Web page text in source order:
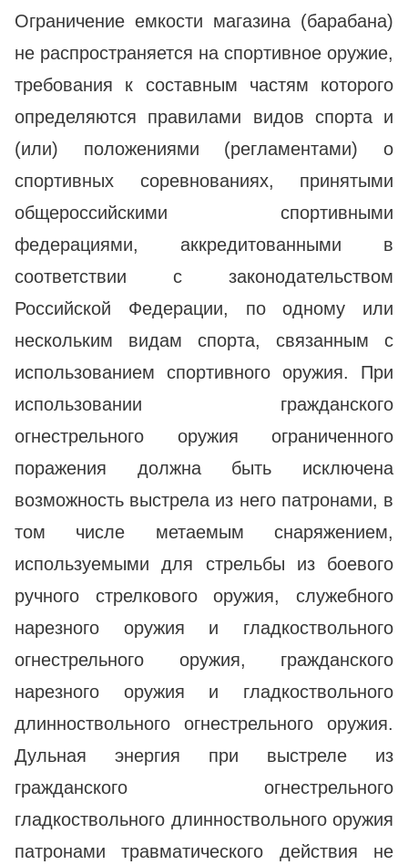
Ограничение емкости магазина (барабана)
не распространяется на спортивное оружие,
требования к составным частям которого
определяются правилами видов спорта и
(или) положениями (регламентами) о
спортивных соревнованиях, принятыми
общероссийскими спортивными
федерациями, аккредитованными в
соответствии с законодательством
Российской Федерации, по одному или
нескольким видам спорта, связанным с
использованием спортивного оружия. При
использовании гражданского
огнестрельного оружия ограниченного
поражения должна быть исключена
возможность выстрела из него патронами, в
том числе метаемым снаряжением,
используемыми для стрельбы из боевого
ручного стрелкового оружия, служебного
нарезного оружия и гладкоствольного
огнестрельного оружия, гражданского
нарезного оружия и гладкоствольного
длинноствольного огнестрельного оружия.
Дульная энергия при выстреле из
гражданского огнестрельного
гладкоствольного длинноствольного оружия
патронами травматического действия не